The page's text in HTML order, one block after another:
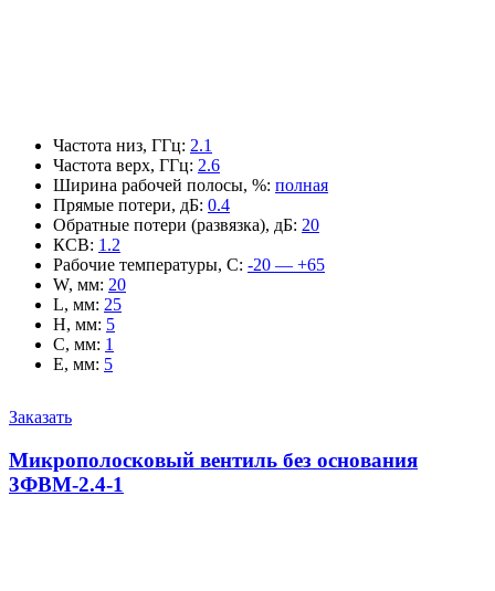
Частота низ, ГГц: 2.1
Частота верх, ГГц: 2.6
Ширина рабочей полосы, %: полная
Прямые потери, дБ: 0.4
Обратные потери (развязка), дБ: 20
КСВ: 1.2
Рабочие температуры, С: -20 — +65
W, мм: 20
L, мм: 25
H, мм: 5
C, мм: 1
E, мм: 5
Заказать
Микрополосковый вентиль без основания
3ФВМ-2.4-1